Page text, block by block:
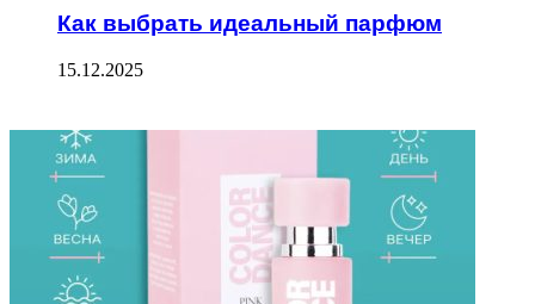
Как выбрать идеальный парфюм
15.12.2025